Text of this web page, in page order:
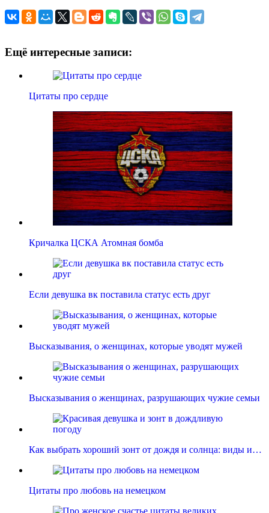
Ещё интересные записи:
Цитаты про сердце
Кричалка ЦСКА Атомная бомба
Если девушка вк поставила статус есть друг
Высказывания, о женщинах, которые уводят мужей
Высказывания о женщинах, разрушающих чужие семьи
Как выбрать хороший зонт от дождя и солнца: виды и…
Цитаты про любовь на немецком